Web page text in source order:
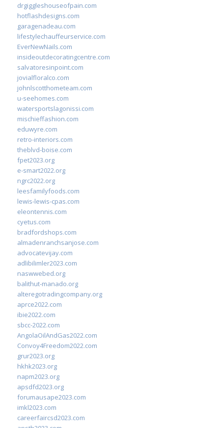
drgiggleshouseofpain.com
hotflashdesigns.com
garagenadeau.com
lifestylechauffeurservice.com
EverNewNails.com
insideoutdecoratingcentre.com
salvatoresinpoint.com
jovialfloralco.com
johnlscotthometeam.com
u-seehomes.com
watersportslagonissi.com
mischieffashion.com
eduwyre.com
retro-interiors.com
theblvd-boise.com
fpet2023.org
e-smart2022.org
ngrc2022.org
leesfamilyfoods.com
lewis-lewis-cpas.com
eleontennis.com
cyetus.com
bradfordshops.com
almadenranchsanjose.com
advocatevijay.com
adlibilimler2023.com
naswwebed.org
balithut-manado.org
alteregotradingcompany.org
aprce2022.com
ibie2022.com
sbcc-2022.com
AngolaOilAndGas2022.com
Convoy4Freedom2022.com
grur2023.org
hkhk2023.org
napm2023.org
apsdfd2023.org
forumausape2023.com
imkl2023.com
careerfaircsd2023.com